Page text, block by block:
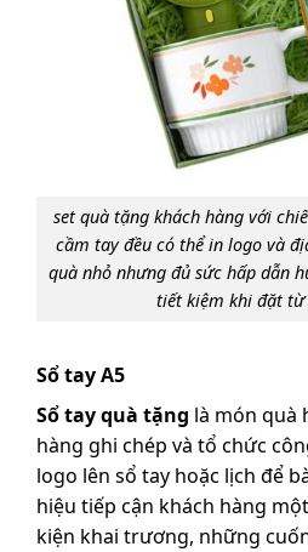
set quà tặng khách hàng với
cầm tay đều có thể in logo và
quà nhỏ nhưng đủ sức hấp dẫn
tiết kiệm khi đặt từ
Sổ tay A5
Sổ tay quà tặng là món quà
hàng ghi chép và tổ chức
logo lên sổ tay hoặc lịch để
hiệu tiếp cận khách hàng
kiện khai trương, những